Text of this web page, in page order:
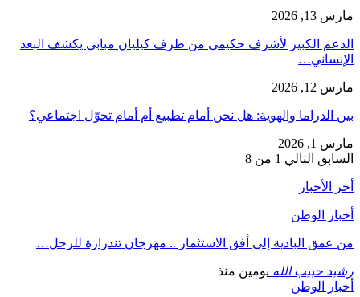
مارس 13, 2026
الدعم الكبير لأشرف حكيمي من طرف كيليان مبابي يكشف البعد
الإنساني…
مارس 12, 2026
بين الدراما والهوية: هل نحن أمام تطبيع أم أمام تحوّل اجتماعي؟
مارس 1, 2026
السابق التالي 1 من 8
أخر الأخبار
أخبار الوطن
من عمق البادية إلى أفق الاستثمار .. مهرجان تندرارة للرحل…
رشيد حبيب الله يومين منذ
أخبار الوطن